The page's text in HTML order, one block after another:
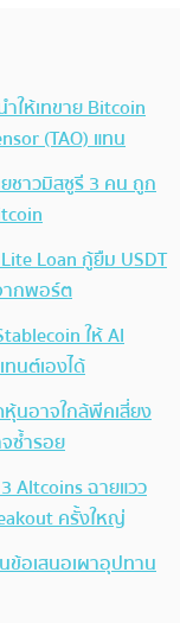
ให้เทขาย Bitcoin
(TAO) แทน
ชาวมิสซูรี 3 คน ถูก
Loan กู้ยืม USDT
ากพอร์ต
ให้ AI
นต์เองได้
นอาจใกล้พีคเสี่ยง
ซ้ำรอย
Altcoins ฉายแวว
ครั้งใหญ่
ข้อเสนอเผาอุปทาน